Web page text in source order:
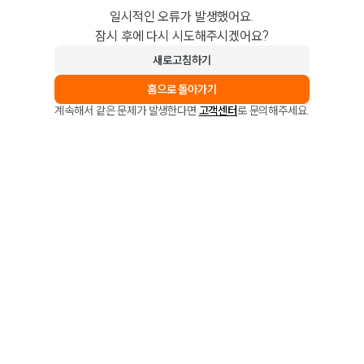
일시적인 오류가 발생했어요.
잠시 후에 다시 시도해주시겠어요?
새로고침하기
홈으로 돌아가기
계속해서 같은 문제가 발생한다면 고객센터로 문의해주세요.